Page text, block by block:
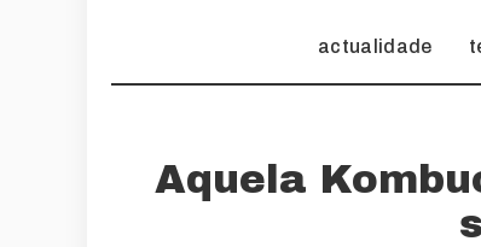
actualidade
Aquela